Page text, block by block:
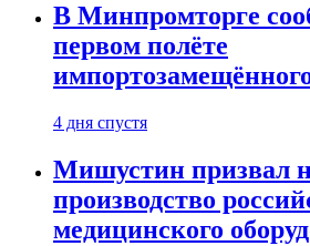
В Минпромторге
первом полёте
4 дня спустя
Мишустин призвал
производство
медицинского